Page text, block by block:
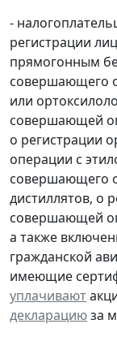
-
регистрации
прямогонным
совершающего
или
совершающей
о регистрации
операции с
совершающего
дистиллятов, о
совершающей
а также
гражданской
имеющие
уплачивают
декларациюза